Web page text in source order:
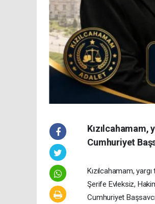
Kızılcahamam,
Cumhuriyet
Kızılcahamam,
Şerife Evleksiz,
Cumhuriyet